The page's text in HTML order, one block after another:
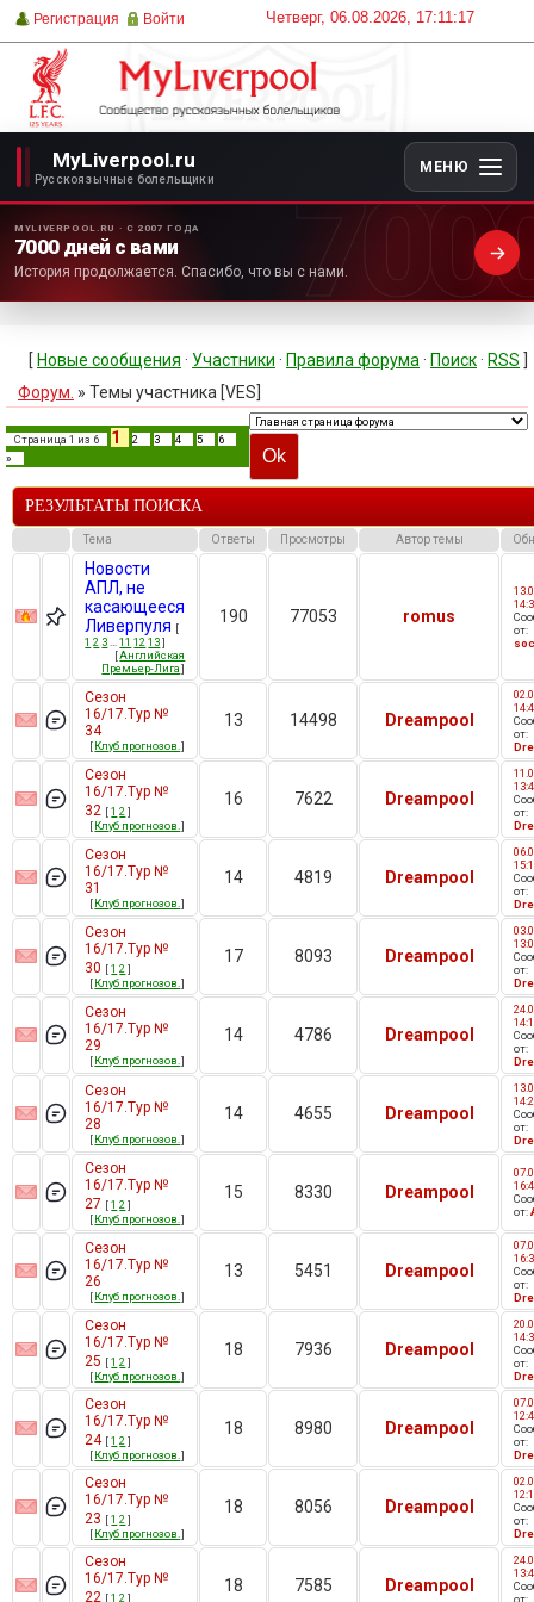
Четверг, 06.08.2026, 17:11:17
Регистрация Войти
MyLiverpool.ru
Русскоязычные болельщики
МЕНЮ
MYLIVERPOOL.RU · С 2007 ГОДА
7000 дней с вами
История продолжается. Спасибо, что вы с нами.
[ Новые сообщения · Участники · Правила форума · Поиск · RSS
Форум. » Темы участника [VES]
Страница 1 из 6 1 2 3 4 5
6
»
РЕЗУЛЬТАТЫ ПОИСКА
Тема Ответы Просмотры Автор темы
Новости
АПЛ, не
касающееся
Ливерпуля [
1 2 3 …11 12 13]
[Английская
Премьер-Лига ]
190 77053 romus
от:
Сезон
16/17.Тур №
34
[Клуб прогнозов. ]
13 14498 Dreampool
от:
Сезон
16/17.Тур №
32 [1 2 ]
[Клуб прогнозов. ]
16 7622 Dreampool
от:
Сезон
16/17.Тур №
31
[Клуб прогнозов. ]
14 4819 Dreampool
от:
Сезон
16/17.Тур №
30 [1 2 ]
[Клуб прогнозов. ]
17 8093 Dreampool
от:
Сезон
16/17.Тур №
29
[Клуб прогнозов. ]
14 4786 Dreampool
от:
Сезон
16/17.Тур №
28
[Клуб прогнозов. ]
14 4655 Dreampool
от:
Сезон
16/17.Тур №
27 [1 2 ]
[Клуб прогнозов. ]
15 8330 Dreampool
от:
Сезон
16/17.Тур №
26
[Клуб прогнозов. ]
13 5451 Dreampool
от:
Сезон
16/17.Тур №
25 [1 2 ]
[Клуб прогнозов. ]
18 7936 Dreampool
от:
Сезон
16/17.Тур №
24 [1 2 ]
[Клуб прогнозов. ]
18 8980 Dreampool
от:
Сезон
16/17.Тур №
23 [1 2 ]
[Клуб прогнозов. ]
18 8056 Dreampool
от:
Сезон
16/17.Тур №
22 [1 2 ]
18 7585 Dreampool
от: